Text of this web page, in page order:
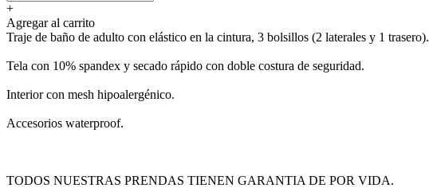
+
Agregar al carrito
Traje de baño de adulto con elástico en la cintura, 3 bolsillos (2 laterales y 1 trasero).
Tela con 10% spandex y secado rápido con doble costura de seguridad.
Interior con mesh hipoalergénico.
Accesorios waterproof.
TODOS NUESTRAS PRENDAS TIENEN GARANTIA DE POR VIDA.